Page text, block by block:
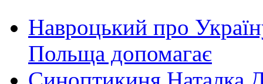
Навроцький про
Польща допомагає